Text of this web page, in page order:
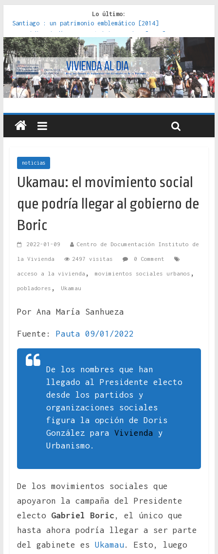
Lo último:
Red de consultorios de la Caja del Seguro Obrero en
Santiago : un patrimonio emblemático [2014]
Genocidios indígenas en América Latina [2023]
Estudios sobre la espacialización de los Estados :
políticas, prácticas y representaciones [2022]
Donde el pedernal choca con el acero : hacia una teoría
crítica de las fronteras latinoamericanas [2020]
Criterios técnicos para una vivienda adecuada [2019]
noticias
Ukamau: el movimiento social
que podría llegar al gobierno de
Boric
2022-01-09 Centro de Documentación Instituto de
la Vivienda 2497 visitas 0 Comment
acceso a la vivienda , movimientos sociales urbanos ,
pobladores , Ukamau
Por Ana María Sanhueza
Fuente: Pauta 09/01/2022
De los nombres que han
llegado al Presidente electo
desde los partidos y
organizaciones sociales
figura la opción de Doris
González para Vivienda y
Urbanismo.
De los movimientos sociales que
apoyaron la campaña del Presidente
electo Gabriel Boric , el único que
hasta ahora podría llegar a ser parte
del gabinete es Ukamau. Esto, luego